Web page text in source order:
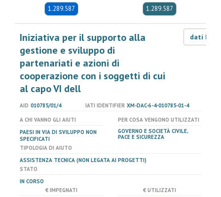
1.289.587 1.289.587
Iniziativa per il supporto alla
gestione e sviluppo di
partenariati e azioni di
cooperazione con i soggetti di cui
al capo VI dell
dati LOD
AID 010785/01/4 IATI IDENTIFIER XM-DAC-6-4-010785-01-4
A CHI VANNO GLI AIUTI
PAESI IN VIA DI SVILUPPO NON
SPECIFICATI
PER COSA VENGONO UTILIZZATI
GOVERNO E SOCIETÀ CIVILE,
PACE E SICUREZZA
TIPOLOGIA DI AIUTO
ASSISTENZA TECNICA (NON LEGATA AI PROGETTI)
STATO
IN CORSO
€ IMPEGNATI
€ UTILIZZATI